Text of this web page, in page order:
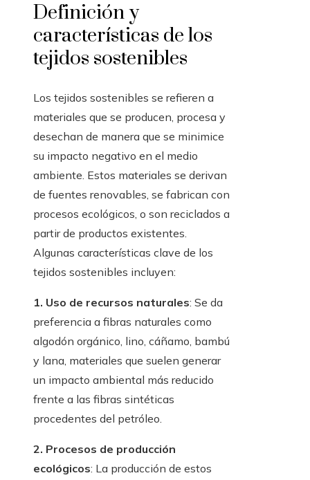
Definición y
características de los
tejidos sostenibles
Los tejidos sostenibles se refieren a
materiales que se producen, procesa y
desechan de manera que se minimice
su impacto negativo en el medio
ambiente. Estos materiales se derivan
de fuentes renovables, se fabrican con
procesos ecológicos, o son reciclados a
partir de productos existentes.
Algunas características clave de los
tejidos sostenibles incluyen:
1. Uso de recursos naturales: Se da
preferencia a fibras naturales como
algodón orgánico, lino, cáñamo, bambú
y lana, materiales que suelen generar
un impacto ambiental más reducido
frente a las fibras sintéticas
procedentes del petróleo.
2. Procesos de producción
ecológicos: La producción de estos